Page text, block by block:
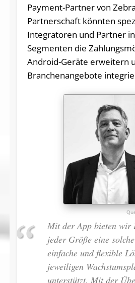
Payment-Partner von
Partnerschaft könnten
Integratoren und Partner
Segmenten die
Android-Geräte erweitern
Branchenangebote
Mit der App bieten wir
jeder Größe eine
einfache und flexible
jeweiligen
unterstützt. Mit der